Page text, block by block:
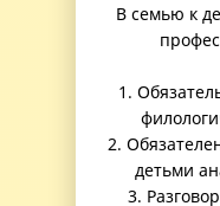
В семью к
1.
2.
детьми
3.